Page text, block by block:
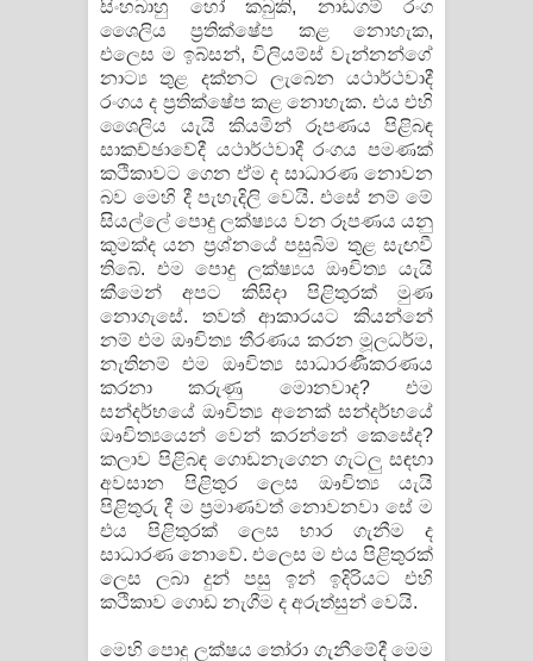
සිංහබාහු හෝ කබුකි, නාඩගම් රංග
ශෛලිය ප්‍රතික්ෂේප කළ නොහැක,
එලෙස ම ඉබ්සන්, විලියම්ස් වැන්නන්ගේ
නාට්‍ය තුළ දක්නට ලැබෙන යථාර්ථවාදී
රංගය ද ප්‍රතික්ෂේප කළ නොහැක. එය එහි
ශෛලිය යැයි කියමින් රූපණය පිළිබඳ
සාකච්ඡාවේදී යථාර්ථවාදී රංගය පමණක්
කථිකාවට ගෙන ඒම ද සාධාරණ නොවන
බව මෙහි දී පැහැදිලි වෙයි. එසේ නම් මේ
සියල්ලේ පොදු ලක්ෂ්‍යය වන රූපණය යනු
කුමක්ද යන ප්‍රශ්නයේ පසුබිම තුළ සැඟවී
තිබේ. එම පොදු ලක්ෂ්‍යය ඖචිත්‍ය යැයි
කීමෙන් අපට කිසිදා පිළිතුරක් මුණ
නොගැසේ. තවත් ආකාරයට කියන්නේ
නම් එම ඖචිත්‍ය තීරණය කරන මූලධර්ම,
නැතිනම් එම ඖචිත්‍ය සාධාරණීකරණය
කරනා කරුණු මොනවාද? එම
සන්දර්භයේ ඖචිත්‍ය අනෙක් සන්දර්භයේ
ඖචිත්‍යයෙන් වෙන් කරන්නේ කෙසේද?
කලාව පිළිබඳ ගොඩනැගෙන ගැටලු සඳහා
අවසාන පිළිතුර ලෙස ඖචිත්‍ය යැයි
පිළිතුරු දී ම ප්‍රමාණවත් නොවනවා සේ ම
එය පිළිතුරක් ලෙස භාර ගැනීම ද
සාධාරණ නොවේ. එලෙස ම එය පිළිතුරක්
ලෙස ලබා දුන් පසු ඉන් ඉදිරියට එහි
කථිකාව ගොඩ නැගීම ද අරුත්සුන් වෙයි.
මෙහි පොදු ලක්ෂය තෝරා ගැනීමේදී මෙම